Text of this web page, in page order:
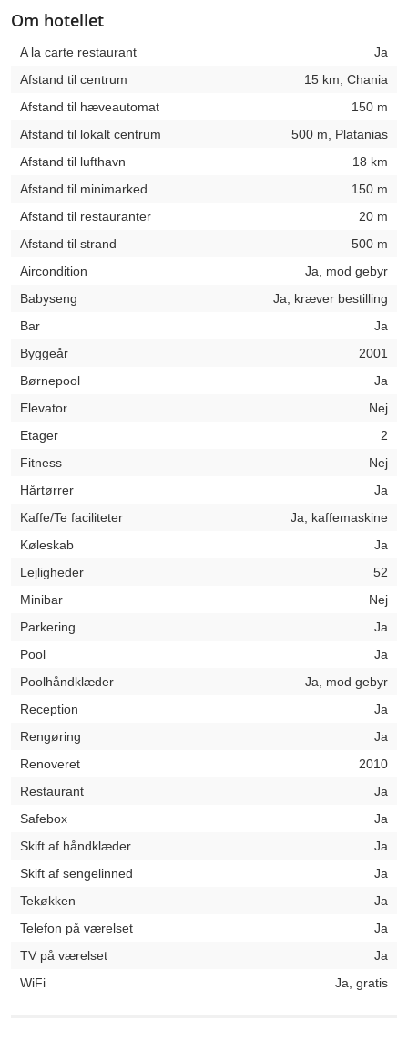
Om hotellet
A la carte restaurant
Ja
Afstand til centrum
15 km, Chania
Afstand til hæveautomat
150 m
Afstand til lokalt centrum
500 m, Platanias
Afstand til lufthavn
18 km
Afstand til minimarked
150 m
Afstand til restauranter
20 m
Afstand til strand
500 m
Aircondition
Ja, mod gebyr
Babyseng
Ja, kræver bestilling
Bar
Ja
Byggeår
2001
Børnepool
Ja
Elevator
Nej
Etager
2
Fitness
Nej
Hårtørrer
Ja
Kaffe/Te faciliteter
Ja, kaffemaskine
Køleskab
Ja
Lejligheder
52
Minibar
Nej
Parkering
Ja
Pool
Ja
Poolhåndklæder
Ja, mod gebyr
Reception
Ja
Rengøring
Ja
Renoveret
2010
Restaurant
Ja
Safebox
Ja
Skift af håndklæder
Ja
Skift af sengelinned
Ja
Tekøkken
Ja
Telefon på værelset
Ja
TV på værelset
Ja
WiFi
Ja, gratis